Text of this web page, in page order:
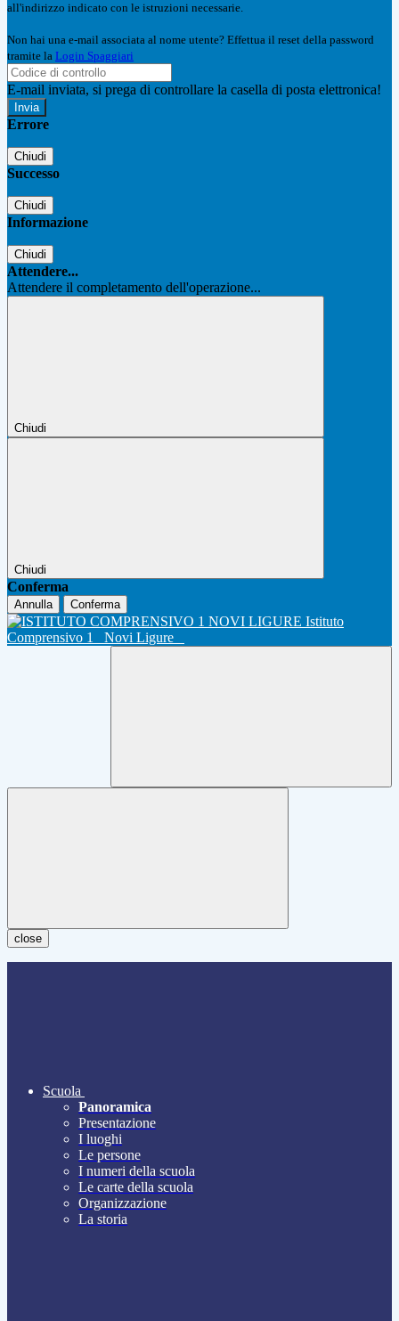
all'indirizzo indicato con le istruzioni necessarie.
Non hai una e-mail associata al nome utente? Effettua il reset della password
tramite la Login Spaggiari
E-mail inviata, si prega di controllare la casella di posta elettronica!
Errore
Chiudi
Successo
Chiudi
Informazione
Chiudi
Attendere...
Attendere il completamento dell'operazione...
Chiudi
Chiudi
Conferma
Annulla Conferma
Istituto
Comprensivo 1
Novi Ligure
close
Scuola
Panoramica
Presentazione
I luoghi
Le persone
I numeri della scuola
Le carte della scuola
Organizzazione
La storia